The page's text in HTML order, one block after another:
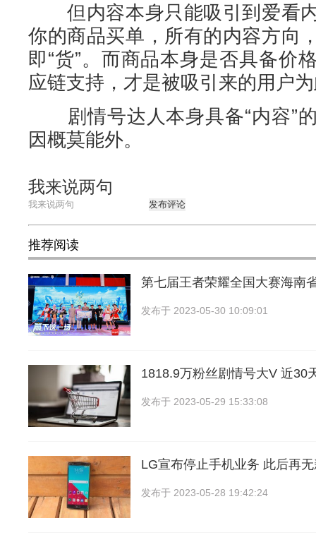
但内容本身只能吸引到爱看
你的商品买单，所有的内容方向
即“货”。而商品本身是否具备价
应链支持，才是被吸引来的用户
剧情号达人本身具备“内容”
因概莫能外。
我来说两句
发布评论
推荐阅读
第七届王者荣耀全国大赛海南
发布于 2023-05-30 10:09:01
1818.9万粉丝剧情号大V 近30
发布于 2023-05-29 15:33:08
LG宣布停止手机业务 此后再
发布于 2023-05-28 19:42:24